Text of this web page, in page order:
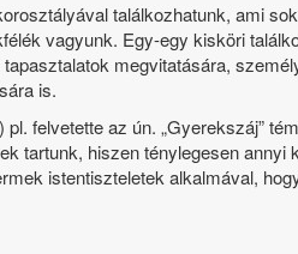
találkozhatunk, ami
vagyunk. Egy-egy kisköri
megvitatására,
is.
felvetette az ún. „Gyerekszáj”
tartunk, hiszen ténylegesen
istentiszteletek alkalmával,